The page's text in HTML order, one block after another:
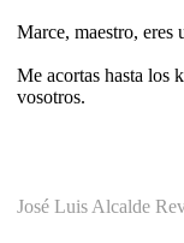
Marce, maestro, eres
Me acortas hasta los
vosotros.
José Luis Alcalde